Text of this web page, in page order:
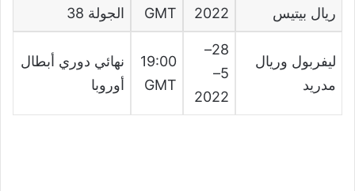
ريال بيتيس
2022
GMT
الجولة 38
ليفربول وريال
مدريد
28
–
5
–
2022
19:00
GMT
نهائي دوري أبطال
أوروبا